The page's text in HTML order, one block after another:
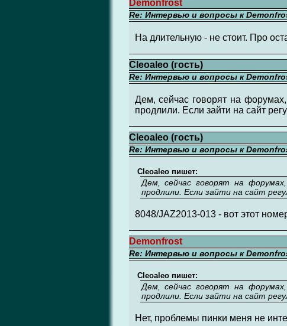
Demonfrost
Re: Интервью и вопросы к
На длительную - не стоит. Про
Cleoaleo (гость)
Re: Интервью и вопросы к
Дем, сейчас говорят на
продлили. Если зайти на сайт
Cleoaleo (гость)
Re: Интервью и вопросы к
Cleoaleo пишет:
Дем, сейчас говорят на
продлили. Если зайти на сайт
8048/JAZ2013-013 - вот этот
Demonfrost
Re: Интервью и вопросы к
Cleoaleo пишет:
Дем, сейчас говорят на
продлили. Если зайти на сайт
Нет, проблемы пинки меня не